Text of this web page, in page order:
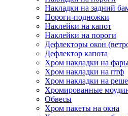
Накладки на задний
Пороги-подножки
Наклейки на капот
Наклейки на пороги
Дефлекторы окон
Дефлектор капота
Хром накладки на
Хром накладки на птф
Хром накладки на
Хромированные
Обвесы
Хром пакеты на окна